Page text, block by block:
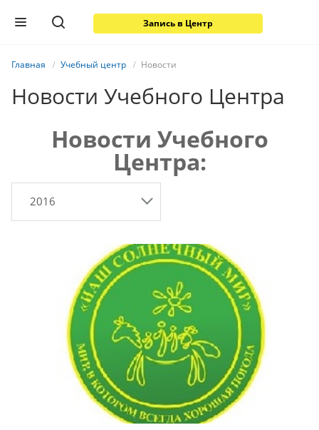
Запись в Центр
Главная Учебный центр Новости
Новости Учебного Центра
Новости Учебного
Центра:
2016